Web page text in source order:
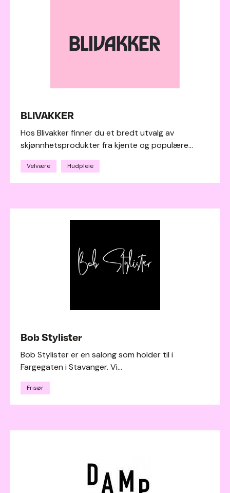
BLIVAKKER
Hos Blivakker finner du et bredt utvalg av
skjønnhetsprodukter fra kjente og populære...
Velvære Hudpleie
Bob Stylister
Bob Stylister er en salong som holder til i
Fargegaten i Stavanger. Vi...
Frisør